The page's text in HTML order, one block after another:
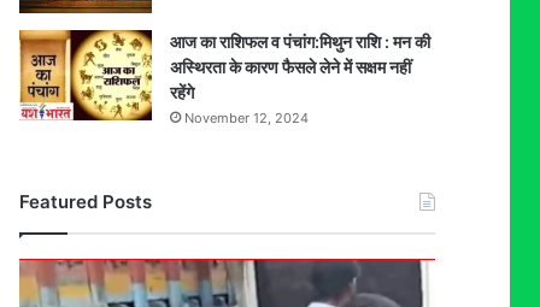
आज का राशिफल व पंचांग:मिथुन राशि : मन की
अस्थिरता के कारण फैसले लेने में सक्षम नहीं
रहेंगे
November 12, 2024
Featured Posts
दर्दनाक
सड़क